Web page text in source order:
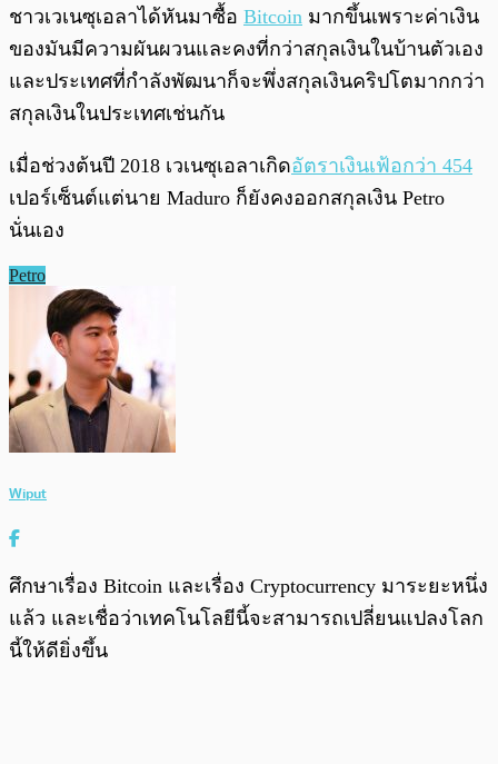
ชาวเวเนซุเอลาได้หันมาซื้อ Bitcoin มากขึ้นเพราะค่าเงิน
ของมันมีความผันผวนและคงที่กว่าสกุลเงินในบ้านตัวเอง
และประเทศที่กำลังพัฒนาก็จะพึ่งสกุลเงินคริปโตมากกว่า
สกุลเงินในประเทศเช่นกัน
เมื่อช่วงต้นปี 2018 เวเนซุเอลาเกิดอัตราเงินเฟ้อกว่า 454
เปอร์เซ็นต์แต่นาย Maduro ก็ยังคงออกสกุลเงิน Petro
นั่นเอง
Petro
Wiput
ศึกษาเรื่อง Bitcoin และเรื่อง Cryptocurrency มาระยะหนึ่ง
แล้ว และเชื่อว่าเทคโนโลยีนี้จะสามารถเปลี่ยนแปลงโลก
นี้ให้ดียิ่งขึ้น